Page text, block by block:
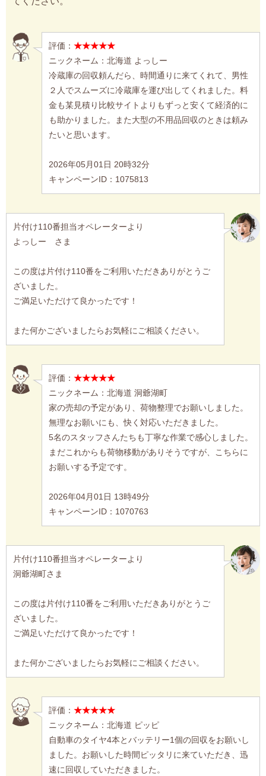
評価： ★★★★★
ニックネーム：北海道 よっしー
冷蔵庫の回収頼んだら、時間通りに来てくれて、男性
２人でスムーズに冷蔵庫を運び出してくれました。料
金も某見積り比較サイトよりもずっと安くて経済的に
も助かりました。また大型の不用品回収のときは頼み
たいと思います。
2026年05月01日 20時32分
キャンペーンID：1075813
片付け110番担当オペレーターより
よっしー さま
この度は片付け110番をご利用いただきありがとうご
ざいました。
ご満足いただけて良かったです！
また何かございましたらお気軽にご相談ください。
評価： ★★★★★
ニックネーム：北海道 洞爺湖町
家の売却の予定があり、荷物整理でお願いしました。
無理なお願いにも、快く対応いただきました。
5名のスタッフさんたちも丁寧な作業で感心しました。
まだこれからも荷物移動がありそうですが、こちらに
お願いする予定です。
2026年04月01日 13時49分
キャンペーンID：1070763
片付け110番担当オペレーターより
洞爺湖町さま
この度は片付け110番をご利用いただきありがとうご
ざいました。
ご満足いただけて良かったです！
また何かございましたらお気軽にご相談ください。
評価： ★★★★★
ニックネーム：北海道 ピッピ
自動車のタイヤ4本とバッテリー1個の回収をお願いし
ました。お願いした時間ピッタリに来ていただき、迅
速に回収していただきました。